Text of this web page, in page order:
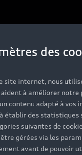
des
site internet, nous
aident à améliorer notre
contenu adapté à vos
établir des statistiques
suivantes de
gérées via les
avant de pouvoir